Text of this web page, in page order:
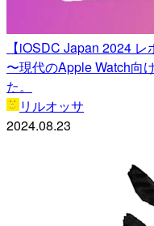
【iOSDC Japan 2024
〜現代のApple Watch向
た。
リルオッサ
2024.08.23